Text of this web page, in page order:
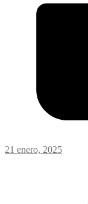
21 enero, 2025